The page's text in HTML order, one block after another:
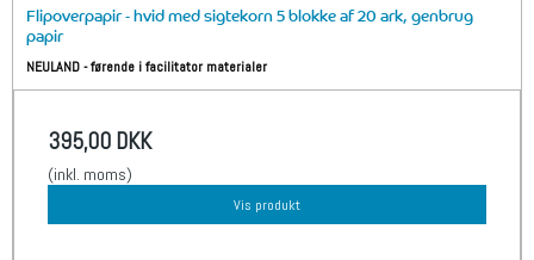
Flipoverpapir - hvid med sigtekorn 5 blokke af 20 ark, genbrug
papir
NEULAND - førende i facilitator materialer
395,00 DKK
(inkl. moms)
Vis produkt